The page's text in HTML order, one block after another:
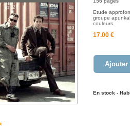
Etude
groupe
couleurs.
17.00 €
Ajouter
En stock -